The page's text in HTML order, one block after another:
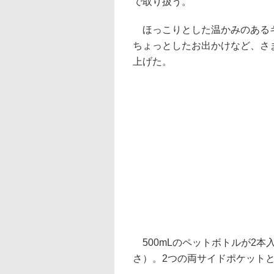
ほっこりとした温かみのある
ちょっとしたお出かけなど、
上げた。
500mLのペットボトルが2本
さ）。2つの両サイドポケット